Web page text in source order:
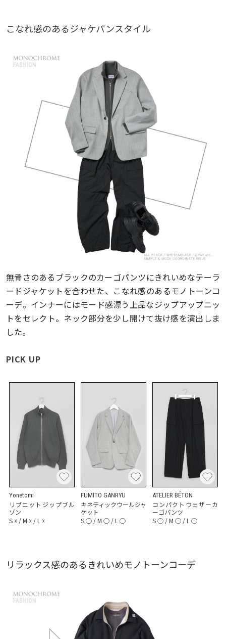
こなれ感のあるジャケパンスタイル
無骨さのあるブラックのカーゴパンツにきれいめなテーラ
ードジャケットを合わせた、こなれ感のあるモノトーンコ
ーデ。インナーにはモード感漂う上品なジップアップニッ
トをセレクト。ネック部分を少し開けて抜け感を演出しま
した。
PICK UP
Yonetomi
リブニットジップブル
ゾン
S ☓ /M ☓ /L ☓
FUMITO GANRYU
キネティックウールジャ
ケット
S◯ /M ◯ /L ◯
ATELIER BÉTON
コンパクトウェザーカ
ーゴパンツ
S◯ /M ◯ /L ◯
リラックス感のあるきれいめモノトーンコーデ